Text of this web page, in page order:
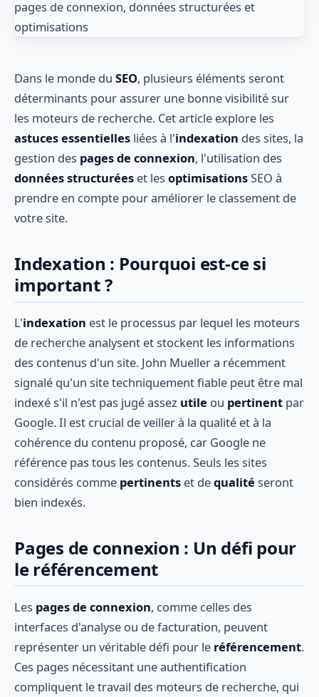
Dans le monde du SEO, plusieurs éléments seront
déterminants pour assurer une bonne visibilité sur
les moteurs de recherche. Cet article explore les
astuces essentielles liées à l'indexation des sites, la
gestion des pages de connexion, l'utilisation des
données structurées et les optimisationsSEO à
prendre en compte pour améliorer le classement de
votre site.
Indexation : Pourquoi est-ce si
important ?
L'indexation est le processus par lequel les moteurs
de recherche analysent et stockent les informations
des contenus d'un site. John Mueller a récemment
signalé qu'un site techniquement fiable peut être mal
indexé s'il n'est pas jugé assez utile ou pertinent par
Google. Il est crucial de veiller à la qualité et à la
cohérence du contenu proposé, car Google ne
référence pas tous les contenus. Seuls les sites
considérés comme pertinents et dequalité seront
bien indexés.
Pages de connexion : Un défi pour
le référencement
Les pages de connexion, comme celles des
interfaces d'analyse ou de facturation, peuvent
représenter un véritable défi pour le référencement.
Ces pages nécessitant une authentification
compliquent le travail des moteurs de recherche, qui